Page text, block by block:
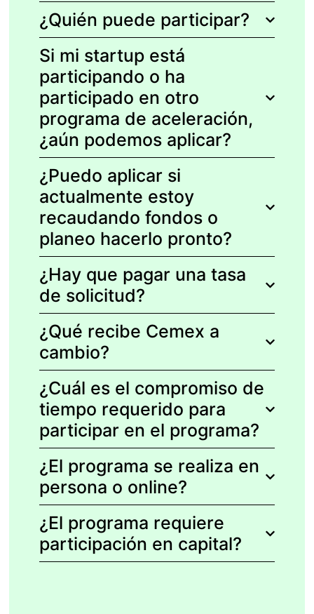
¿Quién puede participar?
Si mi startup está
participando o ha
participado en otro
programa de aceleración,
¿aún podemos aplicar?
¿Puedo aplicar si
actualmente estoy
recaudando fondos o
planeo hacerlo pronto?
¿Hay que pagar una tasa
de solicitud?
¿Qué recibe Cemex a
cambio?
¿Cuál es el compromiso de
tiempo requerido para
participar en el programa?
¿El programa se realiza en
persona o online?
¿El programa requiere
participación en capital?